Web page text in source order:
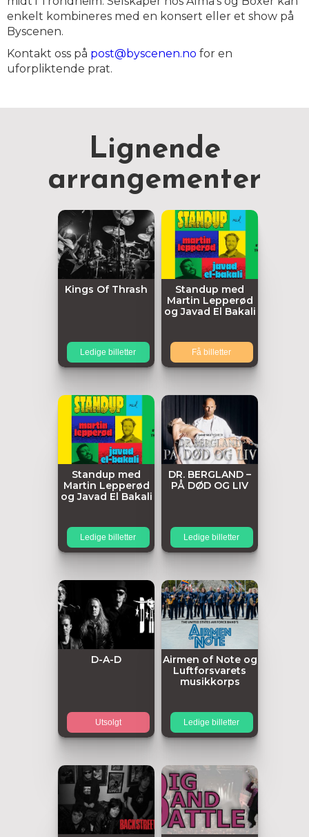
enkelt kombineres med en konsert eller et show på
Byscenen.
Kontakt oss på post@byscenen.no for en
uforpliktende prat.
Lignende
arrangementer
Kings Of Thrash
Ledige billetter
Standup med
Martin Lepperød
og Javad El Bakali
Få billetter
Standup med
Martin Lepperød
og Javad El Bakali
Ledige billetter
DR. BERGLAND –
PÅ DØD OG LIV
Ledige billetter
D-A-D
Utsolgt
Airmen of Note og
Luftforsvarets
musikkorps
Ledige billetter